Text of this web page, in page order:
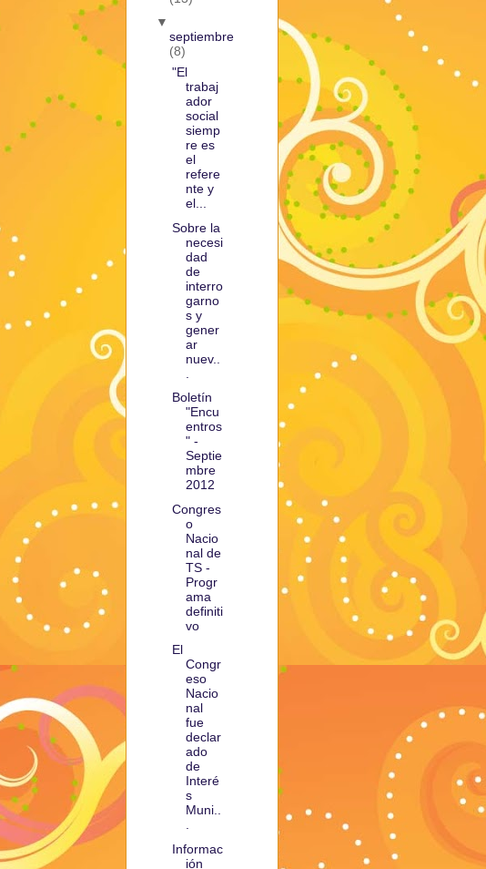
▼
septiembre
(8)
"El
trabaj
ador
social
siemp
re es
el
refere
nte y
el...
Sobre la
necesi
dad
de
interro
garno
s y
gener
ar
nuev..
Boletín
"Encu
entros
" -
Septie
mbre
2012
Congres
o
Nacio
nal de
TS -
Progr
ama
definiti
vo
El
Congr
eso
Nacio
nal
fue
declar
ado
de
Interé
s
Muni..
.
Informac
ión